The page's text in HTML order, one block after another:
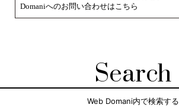
Domaniへのお問い合わせはこちら
Search
Web Domani内で検索する